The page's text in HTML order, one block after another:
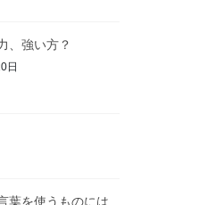
、強い方？
日
葉を使うものには